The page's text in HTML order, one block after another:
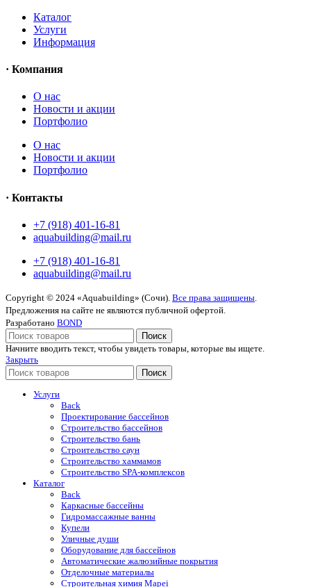
Каталог
Услуги
Информация
· Компания
O нас
Новости и акции
Портфолио
O нас
Новости и акции
Портфолио
· Контакты
+7 (918) 401-16-81
aquabuilding@mail.ru
+7 (918) 401-16-81
aquabuilding@mail.ru
Copyright © 2024 «Aquabuilding» (Сочи). Все права защищены
Предложения на сайте не являются публичной офертой.
Разработано BOND
Поиск
Начните вводить текст, чтобы увидеть товары, которые вы ищете.
Закрыть
Поиск
Услуги
Back
Проектирование бассейнов
Строительство бассейнов
Строительство бань
Строительство саун
Строительство хаммамов
Строительство SPA-комплексов
Каталог
Back
Каркасные бассейны
Гидромассажные ванны
Купели
Уличные души
Оборудование для бассейнов
Автоматические жалюзийные покрытия
Отделочные материалы
Строительная химия Mapei